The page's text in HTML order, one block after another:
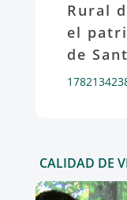
Rural
el
de
CALIDAD DE